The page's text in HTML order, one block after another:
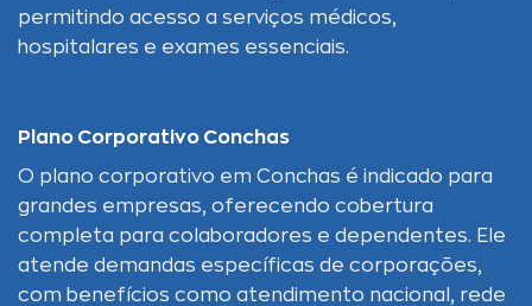
permitindo acesso a serviços médicos,
hospitalares e exames essenciais.
Plano Corporativo Conchas
O plano corporativo em Conchas é indicado para
grandes empresas, oferecendo cobertura
completa para colaboradores e dependentes. Ele
atende demandas específicas de corporações,
com benefícios como atendimento nacional, rede